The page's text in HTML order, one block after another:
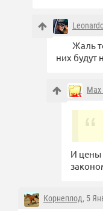
Жаль
них
Max
И цены
Корнеплод, 5